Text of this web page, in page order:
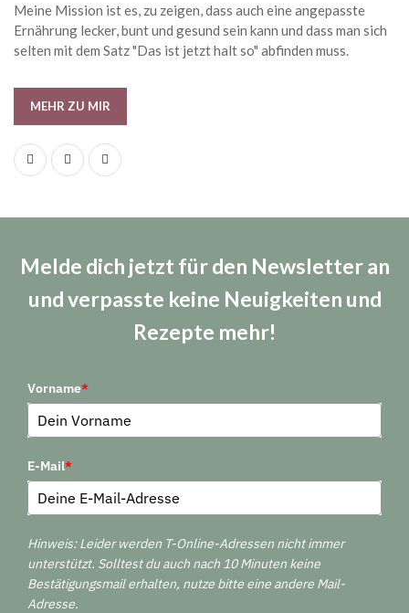
Meine Mission ist es, zu zeigen, dass auch eine angepasste
Ernährung lecker, bunt und gesund sein kann und dass man sich
selten mit dem Satz "Das ist jetzt halt so" abfinden muss.
MEHR ZU MIR
Melde dich jetzt für den Newsletter an
und verpasste keine Neuigkeiten und
Rezepte mehr!
Vorname*
E-Mail*
Hinweis: Leider werden T-Online-Adressen nicht immer
unterstützt. Solltest du auch nach 10 Minuten keine
Bestätigungsmail erhalten, nutze bitte eine andere Mail-
Adresse.